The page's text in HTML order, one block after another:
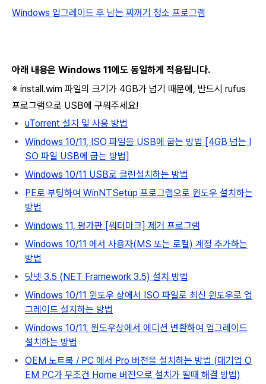
Windows 업그레이드 후 남는 찌꺼기 청소 프로그램
아래 내용은 Windows 11에도 동일하게 적용됩니다.
※ install.wim 파일의 크기가 4GB가 넘기 때문에, 반드시 rufus
프로그램으로 USB에 구워주세요!
uTorrent 설치 및 사용 방법
Windows 10/11, ISO 파일을 USB에 굽는 방법 [4GB 넘는 I
SO 파일 USB에 굽는 방법]
Windows 10/11 USB로 클린설치하는 방법
PE로 부팅하여 WinNTSetup 프로그램으로 윈도우 설치하는
방법
Windows 11, 평가판 [워터마크] 제거 프로그램
Windows 10/11 에서 사용자(MS 또는 로컬) 계정 추가하는
방법
닷넷 3.5 (NET Framework 3.5) 설치 방법
Windows 10/11 윈도우 상에서 ISO 파일로 최신 윈도우로 업
그레이드 설치하는 방법
Windows 10/11, 윈도우상에서 에디션 변환하여 업그레이드
설치하는 방법
OEM 노트북 / PC 에서 Pro 버전을 설치하는 방법 (대기업 O
EM PC가 무조건 Home 버전으로 설치가 될때 해결 방법)